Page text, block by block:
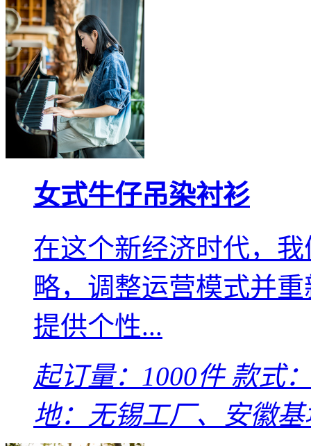
女式牛仔吊染衬衫
在这个新经济时代，
略，调整运营模式并
提供个性...
起订量：1000件 款式
地：无锡工厂、安徽基